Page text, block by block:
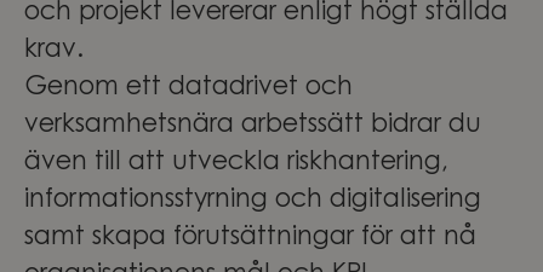
och projekt levererar enligt högt ställda
krav.
Genom ett datadrivet och
verksamhetsnära arbetssätt bidrar du
även till att utveckla riskhantering,
informationsstyrning och digitalisering
samt skapa förutsättningar för att nå